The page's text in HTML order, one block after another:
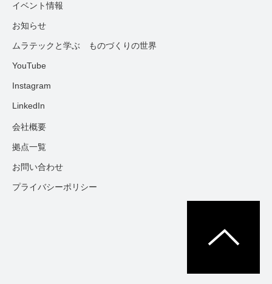
イベント情報
お知らせ
ムラテックと学ぶ ものづくりの世界
YouTube
Instagram
LinkedIn
会社概要
拠点一覧
お問い合わせ
プライバシーポリシー